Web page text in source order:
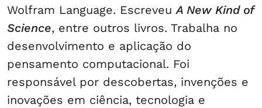
Wolfram Language. EscreveuA New Kind of
Science, entre outros livros. Trabalha no
desenvolvimento e aplicação do
pensamento computacional. Foi
responsável por descobertas, invenções e
inovações em ciência, tecnologia e